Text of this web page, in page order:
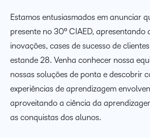
Estamos entusiasmados em anunciar
presente no 30º CIAED, apresentando
inovações, cases de sucesso de
estande 28. Venha conhecer nossa
nossas soluções de ponta e descobrir
experiências de aprendizagem
aproveitando a ciência da
as conquistas dos alunos. ​